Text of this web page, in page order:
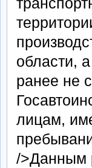
области,
ранее не
лицам,
/>Данным